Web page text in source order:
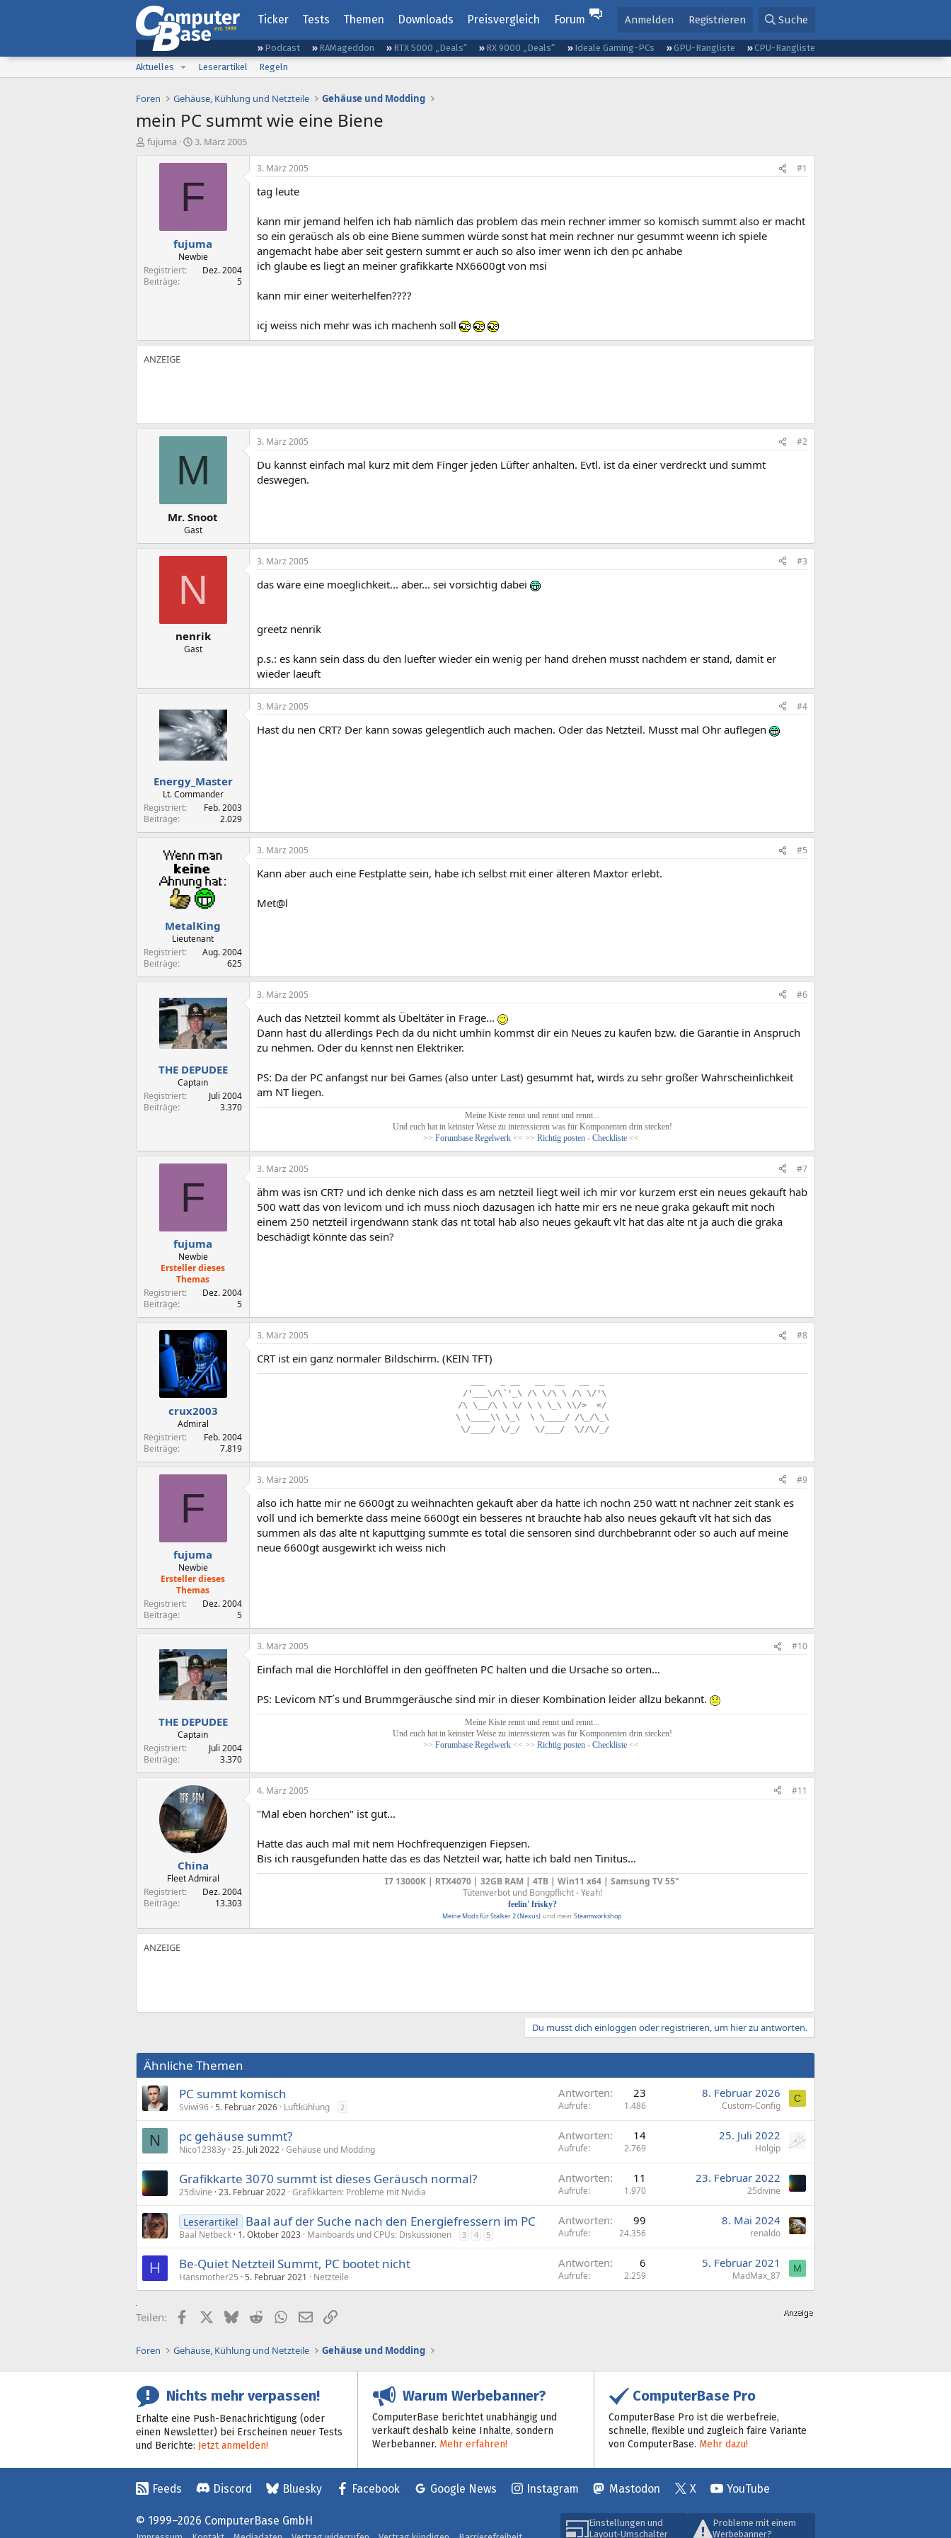
Ticker Tests Themen Downloads Preisvergleich Forum Anmelden Registrieren Suche
Podcast RAMageddon RTX 5000 „Deals“ RX 9000 „Deals“ Ideale Gaming-PCs GPU-Rangliste
CPU-Rangliste
Aktuelles
Leserartikel Regeln
Foren Gehäuse, Kühlung und Netzteile Gehäuse und Modding
mein PC summt wie eine Biene
E
fujuma
E
s
t
a
m
3. März 2005
F
fujuma
Newbie
Registriert
Dez. 2004
Beiträge
5
3. März 2005 #1
tag leute
kann mir jemand helfen ich hab nämlich das problem das mein rechner immer so komisch summt also er macht
so ein geraüsch als ob eine Biene summen würde sonst hat mein rechner nur gesummt weenn ich spiele
angemacht habe aber seit gestern summt er auch so also imer wenn ich den pc anhabe
ich glaube es liegt an meiner grafikkarte NX6600gt von msi
kann mir einer weiterhelfen????
icj weiss nich mehr was ich machenh soll
M
Mr. Snoot
Gast
3. März 2005 #2
Du kannst einfach mal kurz mit dem Finger jeden Lüfter anhalten. Evtl. ist da einer verdreckt und summt
deswegen.
N
nenrik
Gast
3. März 2005 #3
das wäre eine moeglichkeit... aber... sei vorsichtig dabei
greetz nenrik
p.s.: es kann sein dass du den luefter wieder ein wenig per hand drehen musst nachdem er stand, damit er
wieder laeuft
Energy_Master
Lt. Commander
Registriert
Feb. 2003
Beiträge
2.029
3. März 2005 #4
Hast du nen CRT? Der kann sowas gelegentlich auch machen. Oder das Netzteil. Musst mal Ohr auflegen
MetalKing
Lieutenant
Registriert
Aug. 2004
Beiträge
625
3. März 2005 #5
Kann aber auch eine Festplatte sein, habe ich selbst mit einer älteren Maxtor erlebt.
Met@l
THE DEPUDEE
Captain
Registriert
Juli 2004
Beiträge
3.370
3. März 2005 #6
Auch das Netzteil kommt als Übeltäter in Frage...
Dann hast du allerdings Pech da du nicht umhin kommst dir ein Neues zu kaufen bzw. die Garantie in Anspruch
zu nehmen. Oder du kennst nen Elektriker.
PS: Da der PC anfangst nur bei Games (also unter Last) gesummt hat, wirds zu sehr großer Wahrscheinlichkeit
am NT liegen.
Meine Kiste rennt und rennt und rennt...
Und euch hat in keinster Weise zu interessieren was für Komponenten drin stecken!
>> Forumbase Regelwerk << >> Richtig posten - Checkliste <<
F
fujuma
Newbie
Ersteller dieses
Themas
Registriert
Dez. 2004
Beiträge
5
3. März 2005 #7
ähm was isn CRT? und ich denke nich dass es am netzteil liegt weil ich mir vor kurzem erst ein neues gekauft hab
500 watt das von levicom und ich muss nioch dazusagen ich hatte mir ers ne neue graka gekauft mit noch
einem 250 netzteil irgendwann stank das nt total hab also neues gekauft vlt hat das alte nt ja auch die graka
beschädigt könnte das sein?
crux2003
Admiral
Registriert
Feb. 2004
Beiträge
7.819
3. März 2005 #8
CRT ist ein ganz normaler Bildschirm. (KEIN TFT)
/'___\/\`'_\ /\ \/\ \ /\ \/'\
/\ \__/\ \ \/ \ \ \_\ \\/>
</
\. \____\\. \_\.. \. \____/ /\_/\_\
\/____/ \/_/ \/___/ \//\/_/
F
fujuma
Newbie
Ersteller dieses
Themas
Registriert
Dez. 2004
Beiträge
5
3. März 2005 #9
also ich hatte mir ne 6600gt zu weihnachten gekauft aber da hatte ich nochn 250 watt nt nachner zeit stank es
voll und ich bemerkte dass meine 6600gt ein besseres nt brauchte hab also neues gekauft vlt hat sich das
summen als das alte nt kaputtging summte es total die sensoren sind durchbebrannt oder so auch auf meine
neue 6600gt ausgewirkt ich weiss nich
THE DEPUDEE
Captain
Registriert
Juli 2004
Beiträge
3.370
3. März 2005 #10
Einfach mal die Horchlöffel in den geöffneten PC halten und die Ursache so orten...
PS: Levicom NT´s und Brummgeräusche sind mir in dieser Kombination leider allzu bekannt.
Meine Kiste rennt und rennt und rennt...
Und euch hat in keinster Weise zu interessieren was für Komponenten drin stecken!
>> Forumbase Regelwerk << >> Richtig posten - Checkliste <<
China
Fleet Admiral
Registriert
Dez. 2004
Beiträge
13.303
4. März 2005 #11
"Mal eben horchen" ist gut...
Hatte das auch mal mit nem Hochfrequenzigen Fiepsen.
Bis ich rausgefunden hatte das es das Netzteil war, hatte ich bald nen Tinitus...
I7 13000K | RTX4070 | 32GB RAM | 4TB | Win11 x64 | Samsung TV 55"
Tütenverbot und Bongpflicht - Yeah!
feelin' frisky?
Meine Mods für Stalker 2 (Nexus) und mein Steamworkshop
Du musst dich einloggen oder registrieren, um hier zu antworten.
Ähnliche Themen
PC summt komisch
Sviwi96 5. Februar 2026 Luftkühlung 2
Antworten 23
Aufrufe 1.486
8. Februar 2026
Custom-Config
C
N pc gehäuse summt?
Nico12383y 25. Juli 2022 Gehäuse und Modding
Antworten 14
Aufrufe 2.769
25. Juli 2022
Holgip
Grafikkarte 3070 summt ist dieses Geräusch normal?
25divine 23. Februar 2022 Grafikkarten: Probleme mit Nvidia
Antworten 11
Aufrufe 1.970
23. Februar 2022
25divine
Leserartikel Baal auf der Suche nach den Energiefressern im PC
Baal Netbeck 1. Oktober 2023 Mainboards und CPUs: Diskussionen 3 4 5
Antworten 99
Aufrufe 24.356
8. Mai 2024
renaldo
H Be-Quiet Netzteil Summt, PC bootet nicht
Hansmother25 5. Februar 2021 Netzteile
Antworten 6
Aufrufe 2.259
5. Februar 2021
MadMax_87
M
Teilen: FacebookX (Twitter)
BlueskyRedditWhatsApp
E-MailLink
Foren Gehäuse, Kühlung und Netzteile Gehäuse und Modding
Nichts mehr verpassen!
Erhalte eine Push-Benachrichtigung (oder
einen Newsletter) bei Erscheinen neuer Tests
und Berichte: Jetzt anmelden!
Warum Werbebanner?
ComputerBase berichtet unabhängig und
verkauft deshalb keine Inhalte, sondern
Werbebanner. Mehr erfahren!
ComputerBase Pro
ComputerBase Pro ist die werbefreie,
schnelle, flexible und zugleich faire Variante
von ComputerBase. Mehr dazu!
Feeds Discord Bluesky Facebook Google News Instagram Mastodon X YouTube
Einstellungen und
Layout-Umschalter
Probleme mit einem
Werbebanner?
© 1999–2026 ComputerBase GmbH